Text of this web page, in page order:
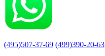
(495)507-37-69 (499)390-20-63